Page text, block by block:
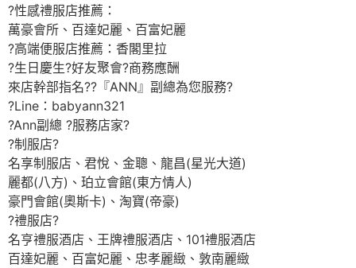
?性感禮服店推薦：
萬豪會所、百達妃麗、百富妃麗
?高端便服店推薦：香閣里拉
?生日慶生?好友聚會?商務應酬
來店幹部指名??『ANN』副總為您服務?
?Line：babyann321
?Ann副總 ?服務店家?
?制服店?
名享制服店、君悅、金聰、龍昌(星光大道)
麗都(八方)、珀立會館(東方情人)
豪門會館(奧斯卡)、淘寶(帝豪)
?禮服店?
名亨禮服酒店、王牌禮服酒店、101禮服酒店
百達妃麗、百富妃麗、忠孝麗緻、敦南麗緻